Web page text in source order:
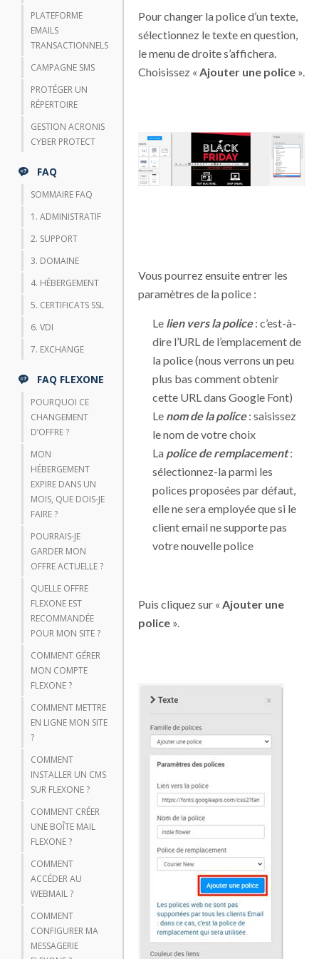
PLATEFORME
EMAILS
TRANSACTIONNELS
CAMPAGNE SMS
PROTÉGER UN
RÉPERTOIRE
GESTION ACRONIS
CYBER PROTECT
FAQ
SOMMAIRE FAQ
1. ADMINISTRATIF
2. SUPPORT
3. DOMAINE
4. HÉBERGEMENT
5. CERTIFICATS SSL
6. VDI
7. EXCHANGE
FAQ FLEXONE
POURQUOI CE
CHANGEMENT
D’OFFRE ?
MON
HÉBERGEMENT
EXPIRE DANS UN
MOIS, QUE DOIS-JE
FAIRE ?
POURRAIS-JE
GARDER MON
OFFRE ACTUELLE ?
QUELLE OFFRE
FLEXONE EST
RECOMMANDÉE
POUR MON SITE ?
COMMENT GÉRER
MON COMPTE
FLEXONE ?
COMMENT METTRE
EN LIGNE MON SITE
?
COMMENT
INSTALLER UN CMS
SUR FLEXONE ?
COMMENT CRÉER
UNE BOÎTE MAIL
FLEXONE ?
COMMENT
ACCÉDER AU
WEBMAIL ?
COMMENT
CONFIGURER MA
MESSAGERIE
Pour changer la police d’un texte,
sélectionnez le texte en question,
le menu de droite s’affichera.
Choisissez « Ajouter une police ».
Vous pourrez ensuite entrer les
paramètres de la police :
Le lien vers la police: c’est-à-
dire l’URL de l’emplacement de
la police (nous verrons un peu
plus bas comment obtenir
cette URL dans Google Font)
Le nom de la police: saisissez
le nom de votre choix
La police de remplacement:
sélectionnez-la parmi les
polices proposées par défaut,
elle ne sera employée que si le
client email ne supporte pas
votre nouvelle police
Puis cliquez sur « Ajouter une
police ».